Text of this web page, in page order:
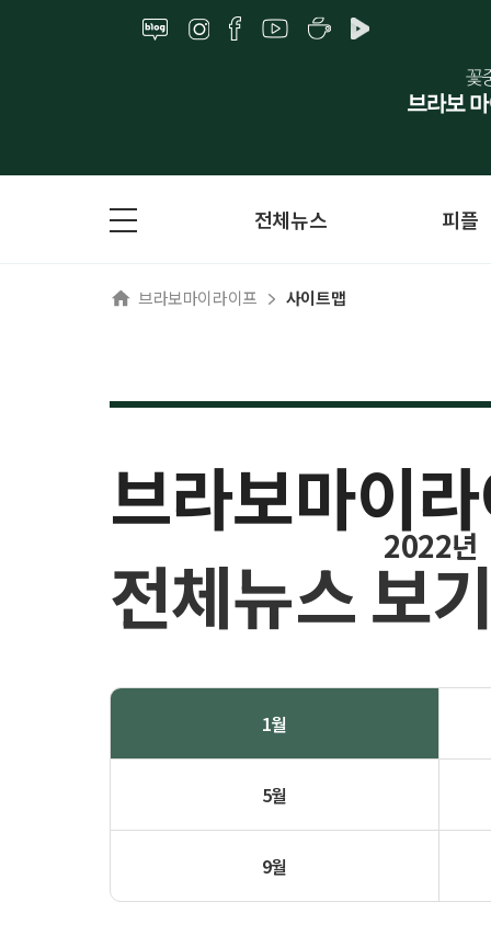
전체뉴스 피플
브라보마이라이프 사이트맵
브라보마이
전체뉴스 보
2022년
1월
5월
9월